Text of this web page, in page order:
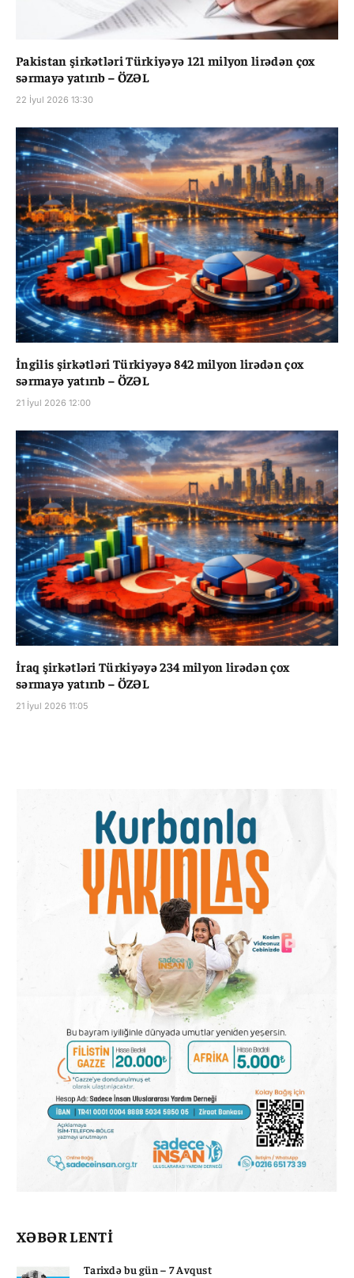
Pakistan şirkətləri Türkiyəyə 121 milyon lirədən çox
sərmayə yatırıb – ÖZƏL
22 İyul 2026 13:30
İngilis şirkətləri Türkiyəyə 842 milyon lirədən çox
sərmayə yatırıb – ÖZƏL
21 İyul 2026 12:00
İraq şirkətləri Türkiyəyə 234 milyon lirədən çox
sərmayə yatırıb – ÖZƏL
21 İyul 2026 11:05
XƏBƏR LENTİ
Tarixdə bu gün – 7 Avqust